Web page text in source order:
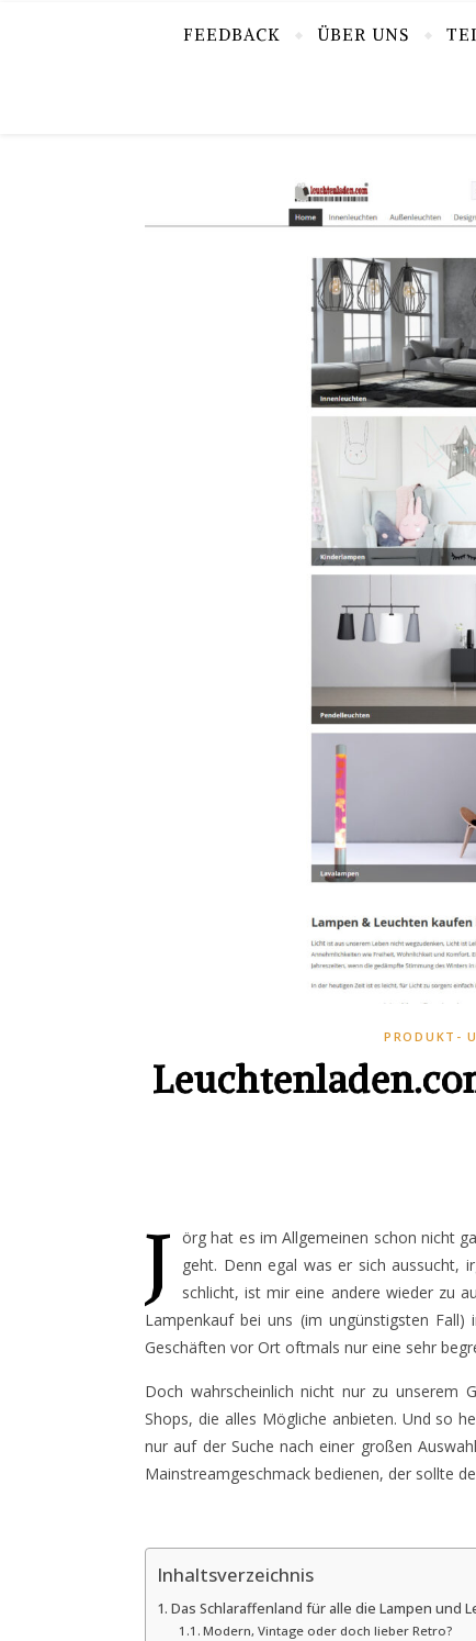
FEEDBACK ÜBER UNS
PRODUKT-
J örg hat es im Allgemeinen schon nicht
geht. Denn egal was er sich aussucht,
schlicht, ist mir eine andere wieder zu
Lampenkauf bei uns (im ungünstigsten
Geschäften vor Ort oftmals nur eine sehr
Doch wahrscheinlich nicht nur zu unserem
Shops, die alles Mögliche anbieten. Und so
nur auf der Suche nach einer großen
Mainstreamgeschmack bedienen, der sollte
Inhaltsverzeichnis
Das Schlaraffenland für alle die Lampen und
Modern, Vintage oder doch lieber Retro?